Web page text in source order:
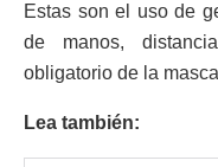
Estas son el uso de
de manos,
obligatorio de la
Lea también: